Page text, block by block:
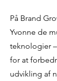
På Brand
Yvonne de
teknologier
for at
udvikling af